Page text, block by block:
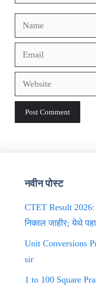
Name
Email
Website
नवीन पोस्ट
CTET Result 2026:
निकाल जाहीर; येथे
Unit Conversions
sir
1 to 100 Square